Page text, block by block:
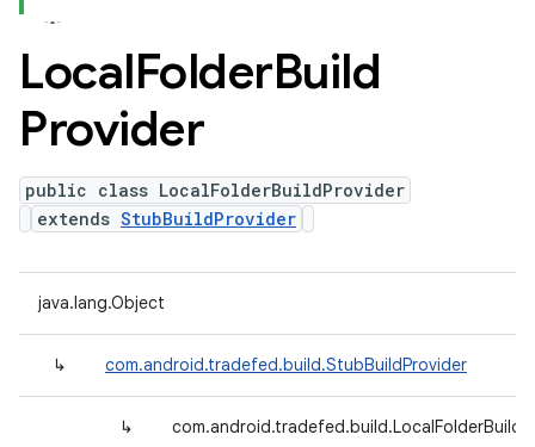
LocalFolderBuild
Provider
public class LocalFolderBuildProvider
extends StubBuildProvider
java.lang.Object
↳ com.android.tradefed.build.StubBuildProvider
↳